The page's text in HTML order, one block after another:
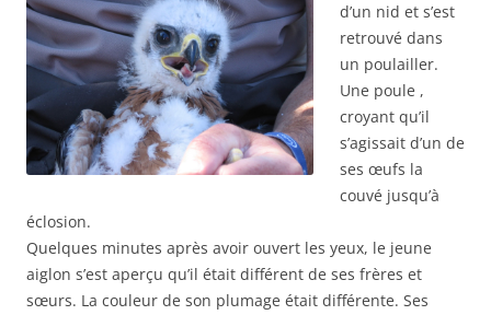
d’un nid et s’est
retrouvé dans
un poulailler.
Une poule ,
croyant qu’il
s’agissait d’un de
ses œufs la
couvé jusqu’à
éclosion.
Quelques minutes après avoir ouvert les yeux, le jeune
aiglon s’est aperçu qu’il était différent de ses frères et
sœurs. La couleur de son plumage était différente. Ses